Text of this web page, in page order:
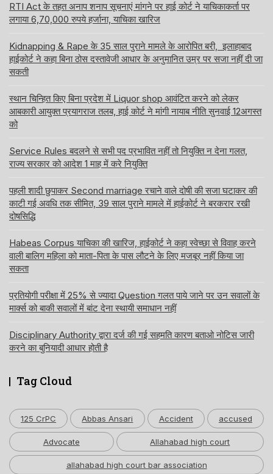
RTI Act के तहत अनाप शनाप सूचनाएं मांगने पर हाई कोर्ट ने याचिकाकर्ता पर
लगाया 6,70,000 रुपये हर्जाना, याचिका खारिज
Kidnapping & Rape के 35 साल पुराने मामले के आरोपित बरी, इलाहाबाद
हाईकोर्ट ने कहा बिना ठोस दस्तावेजी आधार के अनुमानित उम्र पर सजा नहीं दी जा
सकती
स्थान चिन्हित किए बिना प्रदेश में Liquor shop आवंटित करने को लेकर
आबकारी आयुक्त प्रयागराज तलब, हाई कोर्ट ने मांगी नायाब नीति सुनवाई 12अगस्त
को
Service Rules बदलने से सभी पद प्रभावित नहीं तो नियुक्ति न देना गलत,
राज्य सरकार को आदेश 1 माह में करे नियुक्ति
पहली शादी छुपाकर Second marriage रचाने वाले दोषी की सजा घटाकर की
काटी गई अवधि तक सीमित, 39 साल पुराने मामले में हाईकोर्ट ने बरकरार रखी
दोषसिद्धि
Habeas Corpus याचिका की खारिज, हाईकोर्ट ने कहा स्वेच्छा से विवाह करने
वाली बालिग महिला को माता-पिता के पास लौटने के लिए मजबूर नहीं किया जा
सकता
प्रतियोगी परीक्षा में 25% से ज्यादा Question गलत पाये जाने पर उन सवालों के
मार्क्स को बाकी सवालों में बांट देना स्थायी समाधान नहीं
Disciplinary Authority द्वारा दर्ज की गई सहमति कारण बताओ नोटिस जारी
करने का बुनियादी आधार होती है
Tag Cloud
125 CrPC Abbas Ansari Accident accused
Advocate Allahabad high court
allahabad high court bar association